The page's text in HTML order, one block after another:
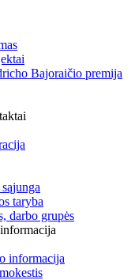
Bajoraičio premija
taryba
darbo grupės
informacija